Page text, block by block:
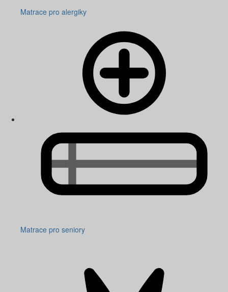
Matrace pro alergiky
Matrace pro seniory